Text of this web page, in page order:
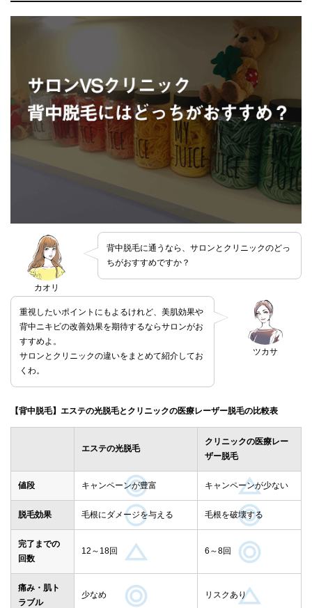
カオリ
背中脱毛に通うなら、サロンとクリニックのどっ
ちがおすすめですか？
ツカサ
重視したいポイントにもよるけれど、美肌効果や
背中ニキビの改善効果を期待するならサロンがお
すすめよ。
サロンとクリニックの違いをまとめて紹介してお
くわ。
【背中脱毛】エステの光脱毛とクリニックの医療レーザー脱毛の比較表
エステの光脱毛
クリニックの医療レー
ザー脱毛
値段 キャンペーンが豊富 キャンペーンが少ない
脱毛効果 毛根にダメージを与える 毛根を破壊する
完了までの
回数
12～18回 6～8回
痛み・肌ト
ラブル
少なめ リスクあり